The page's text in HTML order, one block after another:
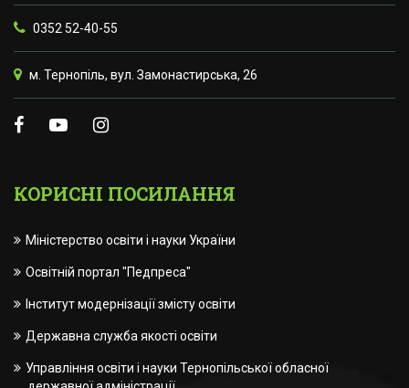
0352 52-40-55
м. Тернопіль, вул. Замонастирська, 26
КОРИСНІ ПОСИЛАННЯ
Міністерство освіти і науки України
Освітній портал "Педпреса"
Інститут модернізації змісту освіти
Державна служба якості освіти
Управління освіти і науки Тернопільської обласної